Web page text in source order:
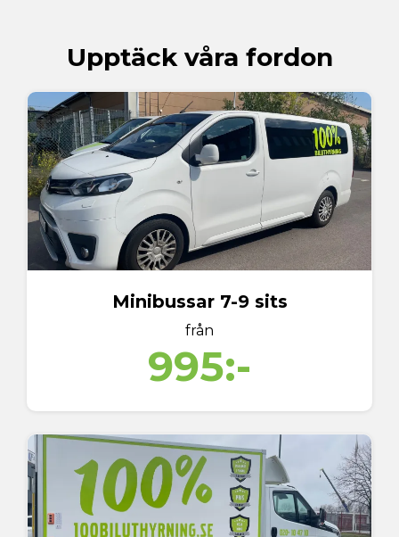
Upptäck våra fordon
Minibussar 7-9 sits
från
995:-